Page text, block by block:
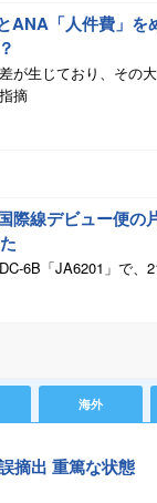
ANA「人件費」を
が生じており、その
摘
際線デビュー便の
6B「JA6201」で、
海外
摘出 重篤な状態